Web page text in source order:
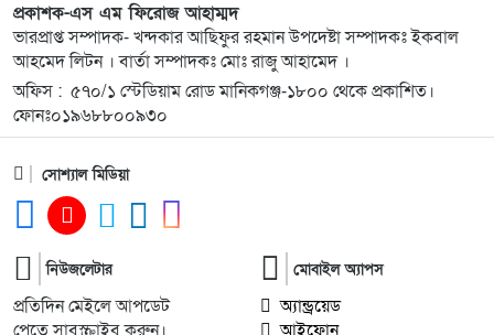
প্রকাশক-এস এম ফিরোজ আহাম্মদ
ভারপ্রাপ্ত সম্পাদক- খন্দকার আছিফুর রহমান উপদেষ্টা সম্পাদকঃ ইকবাল
আহমেদ লিটন । বার্তা সম্পাদকঃ মোঃ রাজু আহামেদ ।
অফিস : ৫৭০/১ স্টেডিয়াম রোড মানিকগঞ্জ-১৮০০ থেকে প্রকাশিত।
ফোনঃ০১৯৬৮৮০০৯৩০
সোশ্যাল মিডিয়া
নিউজলেটার
প্রতিদিন মেইলে আপডেট
মোবাইল অ্যাপস
অ্যান্ড্রয়েড